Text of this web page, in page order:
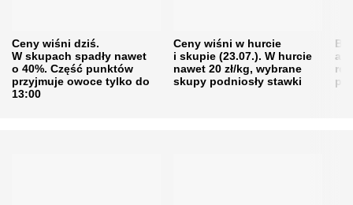
Ceny wiśni dziś.
W skupach spadły nawet
o 40%. Część punktów
przyjmuje owoce tylko do
13:00
Ceny wiśni w hurcie
i skupie (23.07.). W hurcie
nawet 20 zł/kg, wybrane
skupy podniosły stawki